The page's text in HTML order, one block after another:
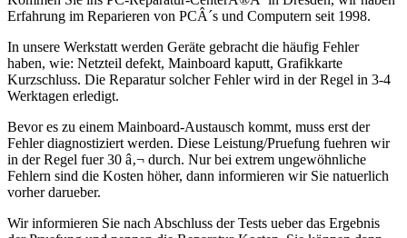
Erfahrung im Reparieren von PCÂ´s und Computern seit 1998.
In unsere Werkstatt werden Geräte gebracht die häufig Fehler
haben, wie: Netzteil defekt, Mainboard kaputt, Grafikkarte
Kurzschluss. Die Reparatur solcher Fehler wird in der Regel in 3-4
Werktagen erledigt.
Bevor es zu einem Mainboard-Austausch kommt, muss erst der
Fehler diagnostiziert werden. Diese Leistung/Pruefung fuehren wir
in der Regel fuer 30 â‚¬ durch. Nur bei extrem ungewöhnliche
Fehlern sind die Kosten höher, dann informieren wir Sie natuerlich
vorher darueber.
Wir informieren Sie nach Abschluss der Tests ueber das Ergebnis